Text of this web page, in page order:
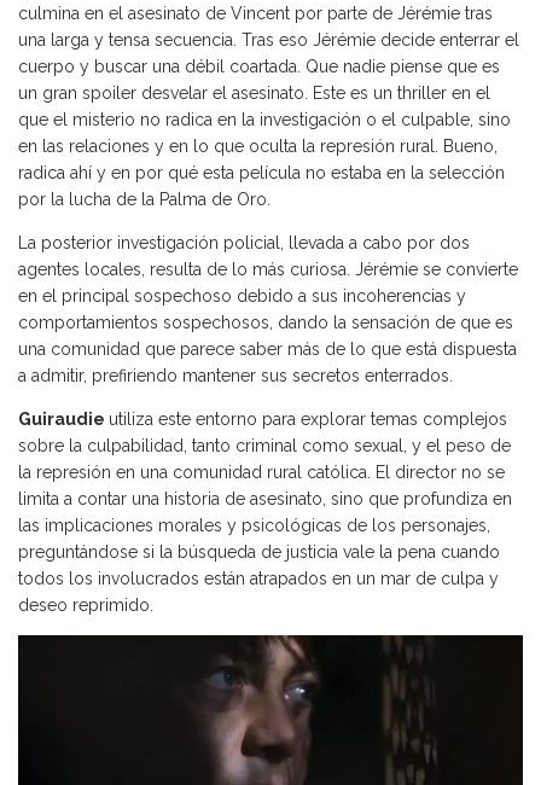
culmina en el asesinato de Vincent por parte de Jérémie tras
una larga y tensa secuencia. Tras eso Jérémie decide enterrar el
cuerpo y buscar una débil coartada. Que nadie piense que es
un gran spoiler desvelar el asesinato. Este es un thriller en el
que el misterio no radica en la investigación o el culpable, sino
en las relaciones y en lo que oculta la represión rural. Bueno,
radica ahí y en por qué esta película no estaba en la selección
por la lucha de la Palma de Oro.
La posterior investigación policial, llevada a cabo por dos
agentes locales, resulta de lo más curiosa. Jérémie se convierte
en el principal sospechoso debido a sus incoherencias y
comportamientos sospechosos, dando la sensación de que es
una comunidad que parece saber más de lo que está dispuesta
a admitir, prefiriendo mantener sus secretos enterrados.
Guiraudie utiliza este entorno para explorar temas complejos
sobre la culpabilidad, tanto criminal como sexual, y el peso de
la represión en una comunidad rural católica. El director no se
limita a contar una historia de asesinato, sino que profundiza en
las implicaciones morales y psicológicas de los personajes,
preguntándose si la búsqueda de justicia vale la pena cuando
todos los involucrados están atrapados en un mar de culpa y
deseo reprimido.